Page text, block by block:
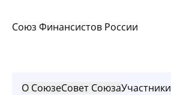
Союз Финансистов России
О СоюзеСовет СоюзаУчастники